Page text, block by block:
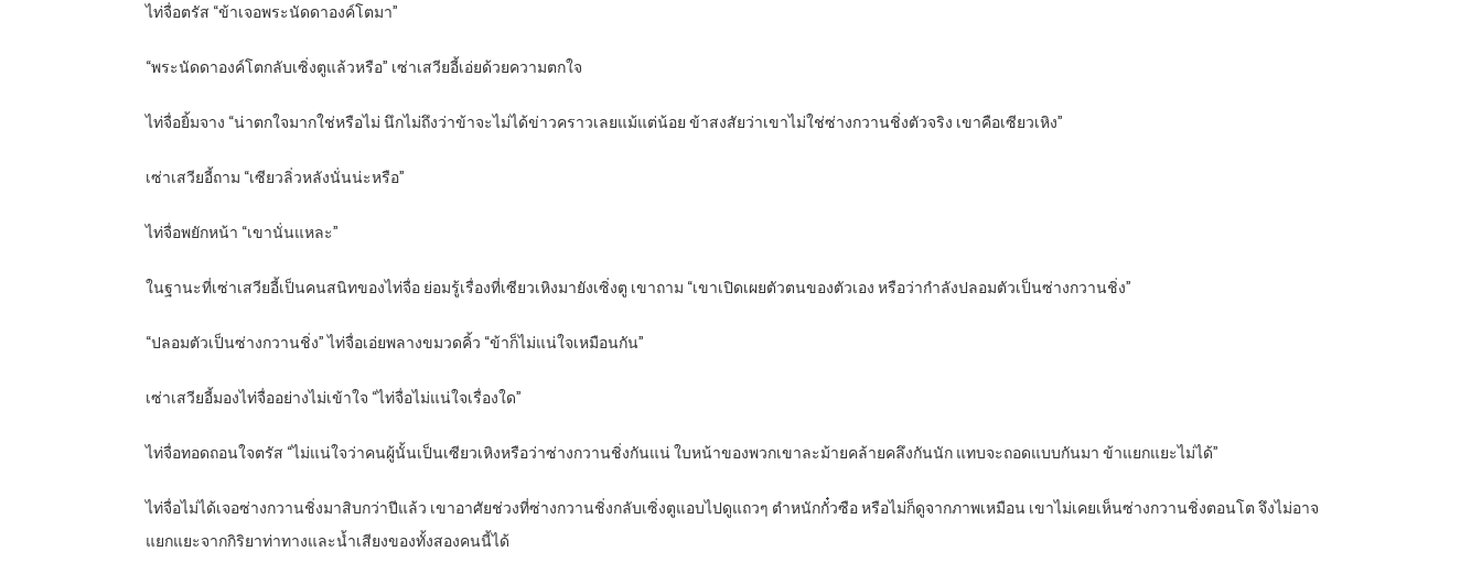
ไท่จื่อตรัส “ข้าเจอพระนัดดาองค์โตมา”
“พระนัดดาองค์โตกลับเซิ่งตูแล้วหรือ” เซ่าเสวียอี้เอ่ยด้วยความตกใจ
ไท่จื่อยิ้มจาง “น่าตกใจมากใช่หรือไม่ นึกไม่ถึงว่าข้าจะไม่ได้ข่าวคราวเลยแม้แต่น้อย ข้าสงสัยว่าเขาไม่ใช่ซ่างกวานชิ่งตัวจริง เขาคือเซียวเหิง”
เซ่าเสวียอี้ถาม “เซียวลิ่วหลังนั่นน่ะหรือ”
ไท่จื่อพยักหน้า “เขานั่นแหละ”
ในฐานะที่เซ่าเสวียอี้เป็นคนสนิทของไท่จื่อ ย่อมรู้เรื่องที่เซียวเหิงมายังเซิ่งตู เขาถาม “เขาเปิดเผยตัวตนของตัวเอง หรือว่ากำลังปลอมตัวเป็นซ่างกวานชิ่ง”
“ปลอมตัวเป็นซ่างกวานชิ่ง” ไท่จื่อเอ่ยพลางขมวดคิ้ว “ข้าก็ไม่แน่ใจเหมือนกัน”
เซ่าเสวียอี้มองไท่จื่ออย่างไม่เข้าใจ “ไท่จื่อไม่แน่ใจเรื่องใด”
ไท่จื่อทอดถอนใจตรัส “ไม่แน่ใจว่าคนผู้นั้นเป็นเซียวเหิงหรือว่าซ่างกวานชิ่งกันแน่ ใบหน้าของพวกเขาละม้ายคล้ายคลึงกันนัก แทบจะถอดแบบกันมา ข้าแยกแยะไม่ได้”
ไท่จื่อไม่ได้เจอซ่างกวานชิ่งมาสิบกว่าปีแล้ว เขาอาศัยช่วงที่ซ่างกวานชิ่งกลับเซิ่งตูแอบไปดูแถวๆ ตำหนักกั๋วซือ หรือไม่ก็ดูจากภาพเหมือน เขาไม่เคยเห็นซ่างกวานชิ่งตอนโต จึงไม่อาจ
แยกแยะจากกิริยาท่าทางและน้ำเสียงของทั้งสองคนนี้ได้